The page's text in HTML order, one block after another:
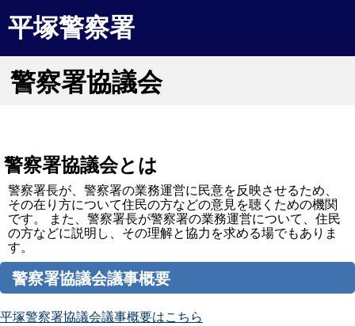
平塚警察署
警察署協議会
警察署協議会とは
警察署長が、警察署の業務運営に民意を反映させるため、
その在り方について住民の方などの意見を聴くための機関
です。 また、警察署長が警察署の業務運営について、住民
の方などに説明し、その理解と協力を求める場でもありま
す。
警察署協議会議事概要
平塚警察署協議会議事概要はこちら